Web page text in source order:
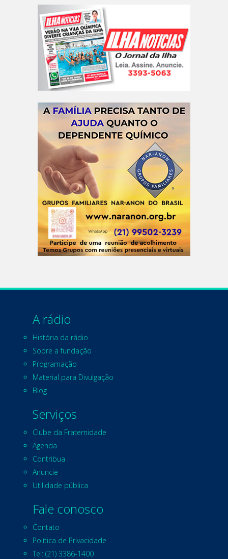
A rádio
História da rádio
Sobre a fundação
Programação
Material para Divulgação
Blog
Serviços
Clube da Fraternidade
Agenda
Contribua
Anuncie
Utilidade pública
Fale conosco
Contato
Política de Privacidade
Tel: (21) 3386-1400